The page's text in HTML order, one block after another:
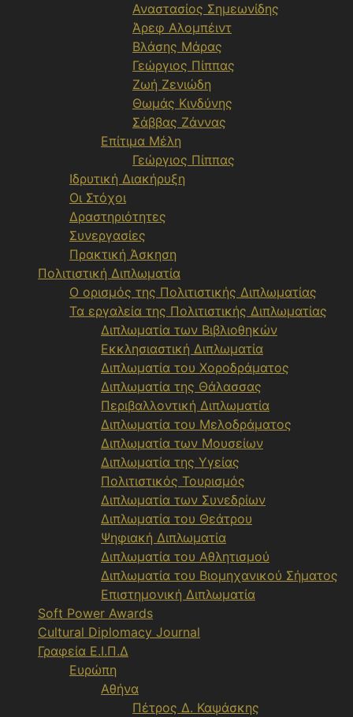
Αναστασίος Σημεωνίδης
Άρεφ Αλομπέιντ
Βλάσης Μάρας
Γεώργιος Πίππας
Ζωή Ζενιώδη
Θωμάς Κινδύνης
Σάββας Ζάννας
Επίτιμα Μέλη
Γεώργιος Πίππας
Ιδρυτική Διακήρυξη
Οι Στόχοι
Δραστηριότητες
Συνεργασίες
Πρακτική Άσκηση
Πολιτιστική Διπλωματία
Ο ορισμός της Πολιτιστικής Διπλωματίας
Τα εργαλεία της Πολιτιστικής Διπλωματίας
Διπλωματία των Βιβλιοθηκών
Εκκλησιαστική Διπλωματία
Διπλωματία του Χοροδράματος
Διπλωματία της Θάλασσας
Περιβαλλοντική Διπλωματία
Διπλωματία του Μελοδράματος
Διπλωματία των Μουσείων
Διπλωματία της Υγείας
Πολιτιστικός Τουρισμός
Διπλωματία των Συνεδρίων
Διπλωματία του Θεάτρου
Ψηφιακή Διπλωματία
Διπλωματία του Αθλητισμού
Διπλωματία του Βιομηχανικού Σήματος
Επιστημονική Διπλωματία
Soft Power Awards
Cultural Diplomacy Journal
Γραφεία Ε.Ι.Π.Δ
Ευρώπη
Αθήνα
Πέτρος Δ. Καψάσκης